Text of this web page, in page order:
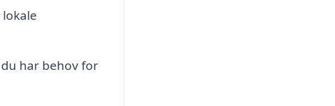
har behov for